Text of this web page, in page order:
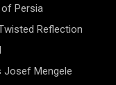
of Persia
Reflection
Josef Mengele